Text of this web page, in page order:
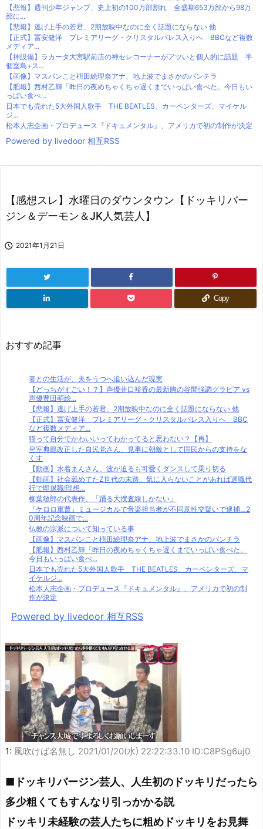
【悲報】週刊少年ジャンプ、史上初の100万部割れ 全盛期653万部から98万
部に...
【悲報】逃げ上手の若君、2期放映中なのに全く話題にならない 他
【正式】冨安健洋 プレミアリーグ・クリスタルパレス入りへ BBCなど複数
メディア...
【神設備】ラカータ大宮駅前店の神セレコーナーがアツいと個人的に話題 半
個室島+ス...
【画像】マスパンこと枡田絵理奈アナ、地上波でまさかのパンチラ
【肥報】西村乙輝「昨日の夜めちゃくちゃ遅くまでいっぱい食べた。今日もい
っぱい食べ...
日本でも売れた5大外国人歌手 THE BEATLES、カーペンターズ、マイケル
ジ...
松本人志企画・プロデュース『ドキュメンタル』、アメリカで初の制作が決定
Powered by livedoor 相互RSS
【感想スレ】水曜日のダウンタウン【ドッキリバー
ジン＆デーモン＆JK人気芸人】
 2021年1月21日
Copy
おすすめ記事
妻との生活が、夫をうつへ追い込んだ現実
【どっちがすごい！？】声優井口裕香の最新胸の谷間強調グラビア vs
声優豊田萌絵...
【悲報】逃げ上手の若君、2期放映中なのに全く話題にならない 他
【正式】冨安健洋 プレミアリーグ・クリスタルパレス入りへ BBC
など複数メディア...
猫って自分でかわいいってわかってると思わない？【再】
皇室典範改正した自民党さん、見事に朝敵として国民からの支持をな
くす
【動画】水着まんさん、波が迫るも可愛くダンスして乗り切る
【動画】社会舐めてたZ世代の末路。気に入らないことがあれば退職代
行で即退職!理想...
柳葉敏郎の代表作、「踊る大捜査線しかない」
『ケロロ軍曹』ミュージカルで音楽担当者が不同意性交疑いで逮捕…2
0周年記念映画で...
仏教の宗派について知っている事
【画像】マスパンこと枡田絵理奈アナ、地上波でまさかのパンチラ
【肥報】西村乙輝「昨日の夜めちゃくちゃ遅くまでいっぱい食べた。
今日もいっぱい食べ...
日本でも売れた5大外国人歌手 THE BEATLES、カーペンターズ、マ
イケルジ...
松本人志企画・プロデュース『ドキュメンタル』、アメリカで初の制
作が決定
Powered by livedoor 相互RSS
1: 風吹けば名無し 2021/01/20(水) 22:22:33.10 ID:C8PSg6uj0
■ドッキリバージン芸人、人生初のドッキリだったら
多少粗くてもすんなり引っかかる説
ドッキリ未経験の芸人たちに粗めドッキリをお見舞